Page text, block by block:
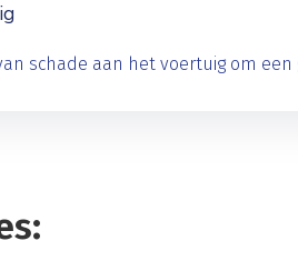
schade aan het voertuig om